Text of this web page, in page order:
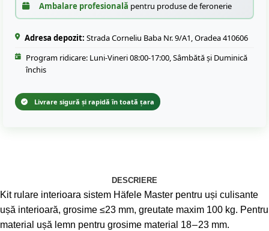
Ambalare profesională pentru produse de feronerie
Adresa depozit: Strada Corneliu Baba Nr. 9/A1, Oradea 410606
Program ridicare: Luni-Vineri 08:00-17:00, Sâmbătă și Duminică
închis
Livrare sigură și rapidă în toată țara
DESCRIERE
Kit rulare interioara sistem Häfele Master pentru uși culisante
ușă interioară, grosime ≤23 mm, greutate maxim 100 kg. Pentru
material ușă lemn pentru grosime material 18 – 23 mm.